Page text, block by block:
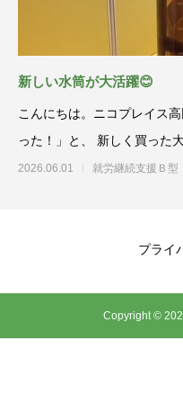
新しい水筒が大活躍😊
こんにちは。ニコプレイス
った！」と、 新しく買った
2026.06.01 就労継続支
プライ
Copyright ©